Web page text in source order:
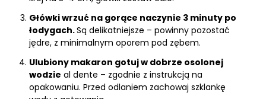
Główki wrzuć na gorące naczynie 3 minuty po
łodygach.Są delikatniejsze – powinny pozostać
jędre, z minimalnym oporem pod zębem.
Ulubiony makaron gotuj w dobrze osolonej
wodzie al dente – zgodnie z instrukcją na
opakowaniu. Przed odlaniem zachowaj szklankę